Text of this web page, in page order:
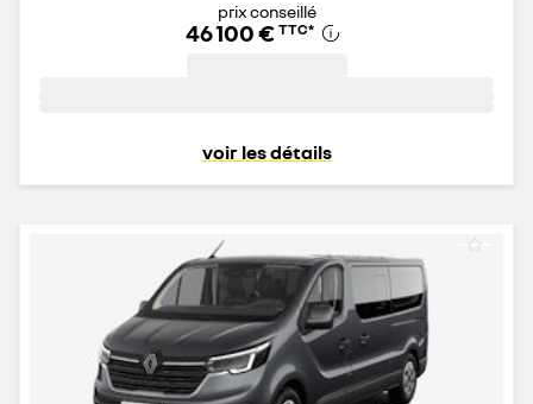
prix conseillé
46 100 € TTC*
voir les détails